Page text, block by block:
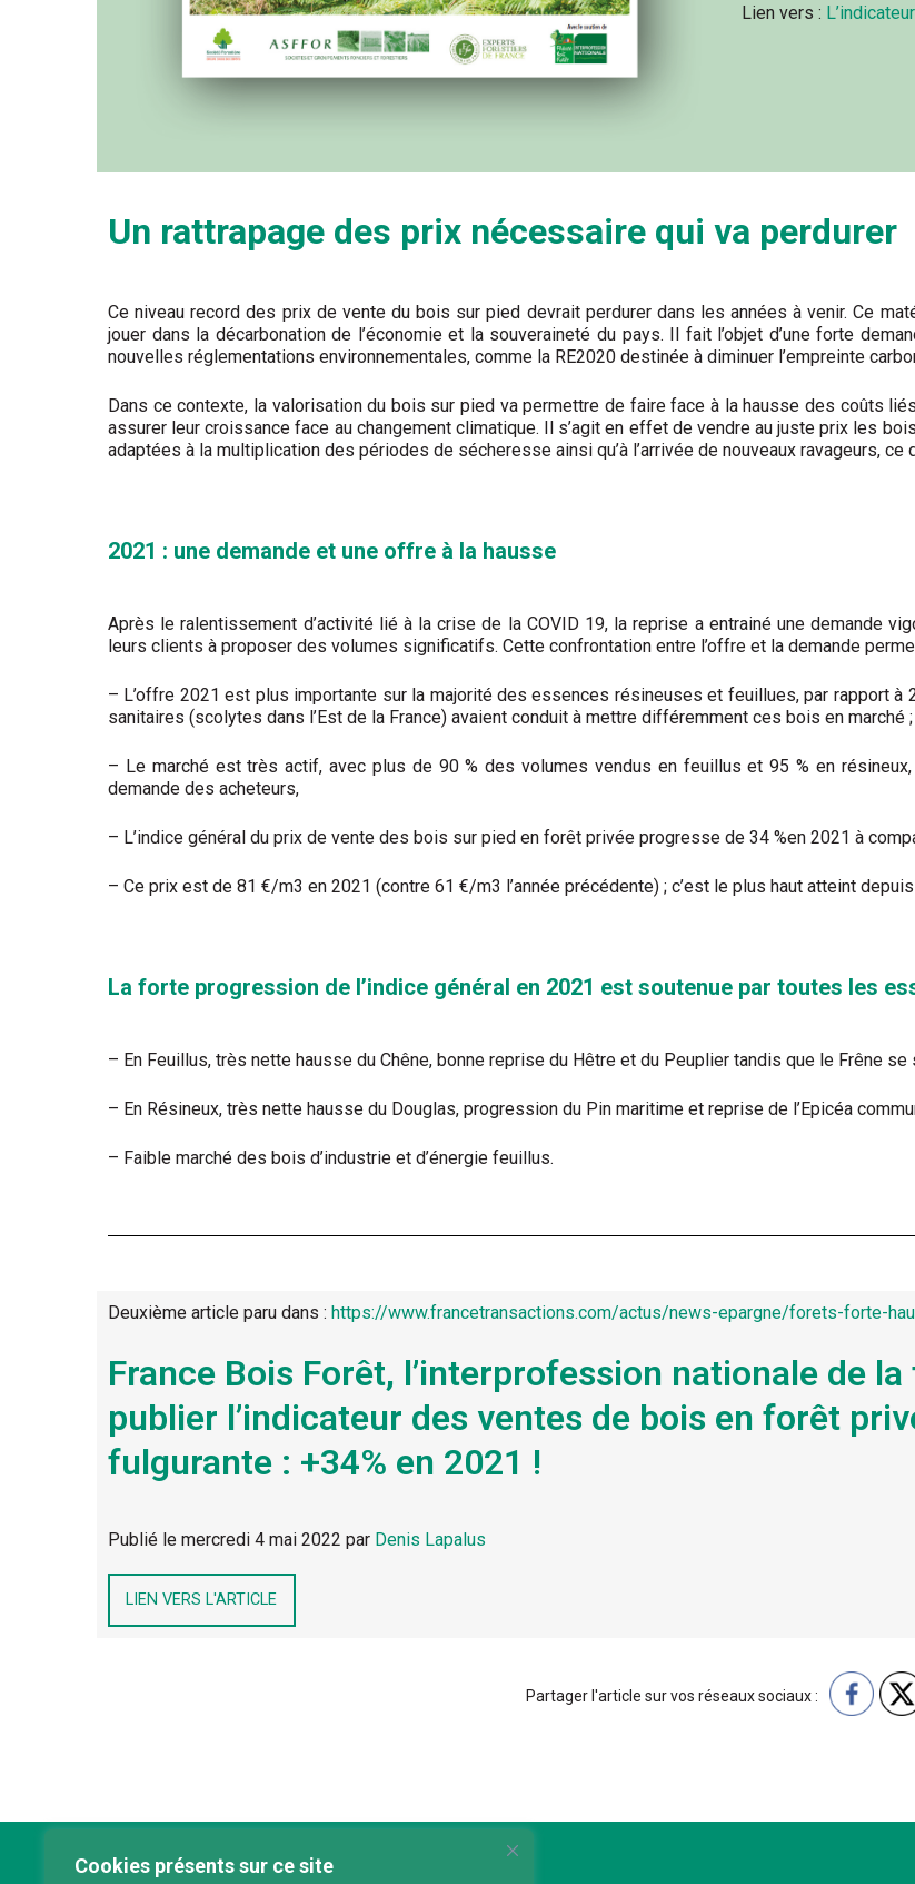
Cookies présents sur ce site
Lien vers :
Un rattrapage des prix nécessaire qui va perdurer
Ce niveau record des prix de vente du bois sur pied devrait perdurer dans les années à venir. Ce
jouer dans la décarbonation de l’économie et la souveraineté du pays. Il fait l’objet d’une forte
nouvelles réglementations environnementales, comme la RE2020 destinée à diminuer l’empreinte
Dans ce contexte, la valorisation du bois sur pied va permettre de faire face à la hausse des coûts
assurer leur croissance face au changement climatique. Il s’agit en effet de vendre au juste prix les
adaptées à la multiplication des périodes de sécheresse ainsi qu’à l’arrivée de nouveaux ravageurs,
2021 : une demande et une offre à la hausse
Après le ralentissement d’activité lié à la crise de la COVID 19, la reprise a entrainé une demande
leurs clients à proposer des volumes significatifs. Cette confrontation entre l’offre et la demande
– L’offre 2021 est plus importante sur la majorité des essences résineuses et feuillues, par rapport
sanitaires (scolytes dans l’Est de la France) avaient conduit à mettre différemment ces bois en marché ;
– Le marché est très actif, avec plus de 90 % des volumes vendus en feuillus et 95 % en
demande des acheteurs,
– L’indice général du prix de vente des bois sur pied en forêt privée progresse de 34 %en 2021 à
– Ce prix est de 81 €/m3 en 2021 (contre 61 €/m3 l’année précédente) ; c’est le plus haut atteint
La forte progression de l’indice général en 2021 est soutenue par toutes les
– En Feuillus, très nette hausse du Chêne, bonne reprise du Hêtre et du Peuplier tandis que le Frêne se
– En Résineux, très nette hausse du Douglas, progression du Pin maritime et reprise de l’Epicéa
– Faible marché des bois d’industrie et d’énergie feuillus.
Deuxième article paru dans : https://www.francetransactions.com/actus/news-epargne/forets-forte-
France Bois Forêt, l’interprofession nationale de
publier l’indicateur des ventes de bois en forêt
fulgurante : +34% en 2021 !
Publié le mercredi 4 mai 2022 par Denis Lapalus
LIEN VERS L'ARTICLE
Partager l'article sur vos réseaux sociaux :